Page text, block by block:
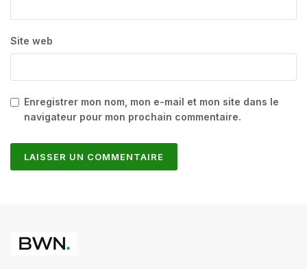
Site web
Enregistrer mon nom, mon e-mail et mon site dans le
navigateur pour mon prochain commentaire.